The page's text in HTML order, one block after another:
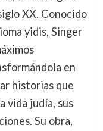
XX. Conocido
yidis, Singer
en
historias que
vida judía, sus
Su obra,